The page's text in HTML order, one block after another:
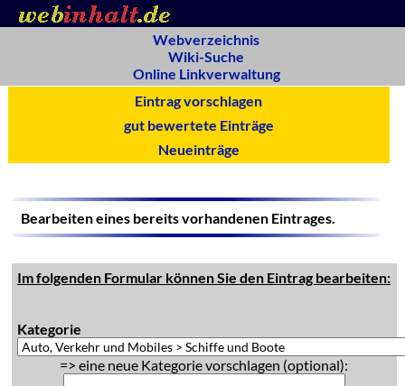
Webverzeichnis
Wiki-Suche
Online Linkverwaltung
Eintrag vorschlagen
gut bewertete Einträge
Neueinträge
Bearbeiten eines bereits vorhandenen Eintrages.
Im folgenden Formular können Sie den Eintrag bearbeiten:
Kategorie
=> eine neue Kategorie vorschlagen (optional):